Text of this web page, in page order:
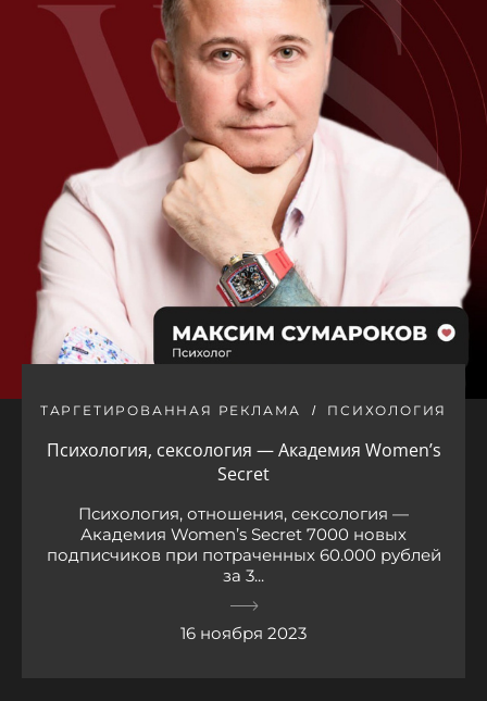
ТАРГЕТИРОВАННАЯ РЕКЛАМА ПСИХОЛОГИЯ
Психология, сексология — Академия Women’s
Secret
Психология, отношения, сексология —
Академия Women’s Secret 7000 новых
подписчиков при потраченных 60.000 рублей
за 3...
16 ноября 2023